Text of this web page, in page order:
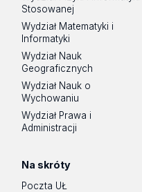
Stosowanej
Wydział Matematyki i
Informatyki
Wydział Nauk
Geograficznych
Wydział Nauk o
Wychowaniu
Wydział Prawa i
Administracji
Na skróty
Poczta UŁ